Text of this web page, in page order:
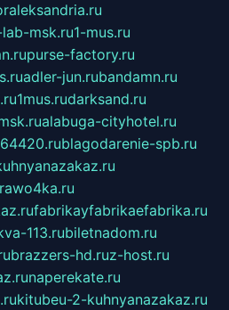
msk.ru1-mus.ru
purse-factory.ru
adler-jun.rubandamn.ru
1mus.rudarksand.ru
alabuga-cityhotel.ru
blagodarenie-spb.ru
fabrikayfabrikaefabrika.ru
113.rubiletnadom.ru
brazzers-hd.ruz-host.ru
naperekate.ru
kitubeu-2-kuhnyanazakaz.ru